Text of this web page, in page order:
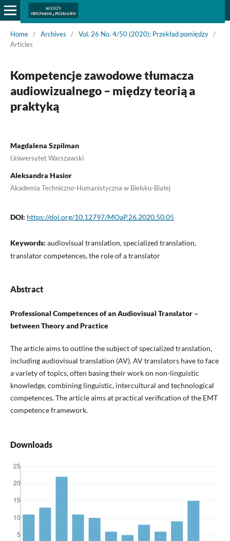
Home / Archives / Vol. 26 No. 4/50 (2020): Przekład pomiędzy /
Articles
Kompetencje zawodowe tłumacza
audiowizualnego – między teorią a
praktyką
Magdalena Szpilman
Uniwersytet Warszawski
Aleksandra Hasior
Akademia Techniczno-Humanistyczna w Bielsku-Białej
DOI: https://doi.org/10.12797/MOaP.26.2020.50.05
Keywords: audiovisual translation, specialized translation,
translator competences, the role of a translator
Abstract
Professional Competences of an Audiovisual Translator –
between Theory and Practice
The article aims to outline the subject of specialized translation,
including audiovisual translation (AV). AV translators have to face
a variety of topics, often basing their work on non-linguistic
knowledge, combining linguistic, intercultural and technological
competences. The article aims at practical verification of the EMT
competence framework.
Downloads